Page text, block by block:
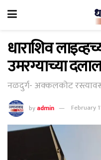
धाराशिव
उमरग्याच्या
नळदुर्ग- अक्कलकोट
byadmin February